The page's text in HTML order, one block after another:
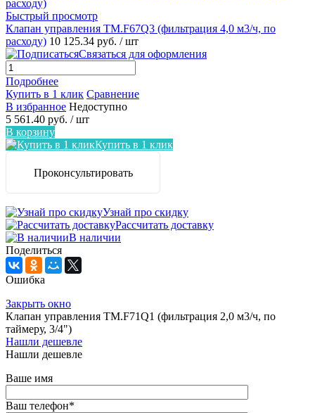
Быстрый просмотр
Клапан управления TM.F67Q3 (фильтрация 4,0 м3/ч, по
расходу) 10 125.34 руб. / шт
Связаться для оформления
Подробнее
Купить в 1 клик Сравнение
В избранное Недоступно
5 561.40 руб. / шт
В корзину
Купить в 1 клик
Проконсультировать
Узнай про скидку
Рассчитать доставку
В наличии
Поделиться
Ошибка
Закрыть окно
Клапан управления TM.F71Q1 (фильтрация 2,0 м3/ч, по
таймеру, 3/4")
Нашли дешевле
Нашли дешевле
Ваше имя
Ваш телефон*